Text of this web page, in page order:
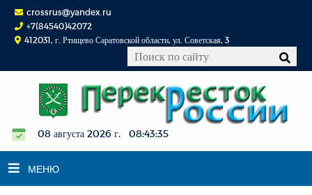
crossrus@yandex.ru
+7(84540)42072
412031, г. Ртищево Саратовской области, ул. Советская, 3
08 августа 2026 г. 08:43:36
МЕНЮ